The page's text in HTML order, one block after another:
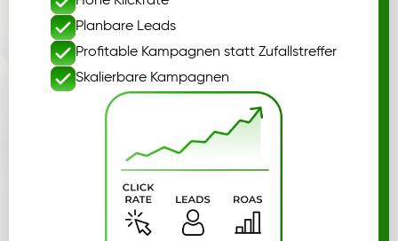
Planbare Leads
Profitable Kampagnen statt Zufallstreffer
Skalierbare Kampagnen